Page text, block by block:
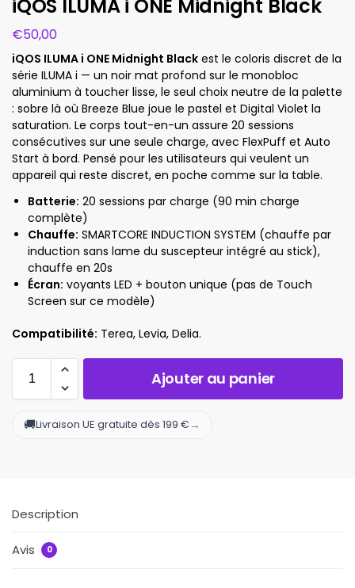
iQOS ILUMA i ONE Midnight Black
€50,00
iQOS ILUMA i ONE Midnight Black est le coloris discret de la
série ILUMA i — un noir mat profond sur le monobloc
aluminium à toucher lisse, le seul choix neutre de la palette
: sobre là où Breeze Blue joue le pastel et Digital Violet la
saturation. Le corps tout-en-un assure 20 sessions
consécutives sur une seule charge, avec FlexPuff et Auto
Start à bord. Pensé pour les utilisateurs qui veulent un
appareil qui reste discret, en poche comme sur la table.
Batterie: 20 sessions par charge (90 min charge
complète)
Chauffe: SMARTCORE INDUCTION SYSTEM (chauffe par
induction sans lame du suscepteur intégré au stick),
chauffe en 20s
Écran: voyants LED + bouton unique (pas de Touch
Screen sur ce modèle)
Compatibilité: Terea, Levia, Delia.
Ajouter au panier
🚚Livraison UE gratuite dès 199 € →
Description
Avis 0